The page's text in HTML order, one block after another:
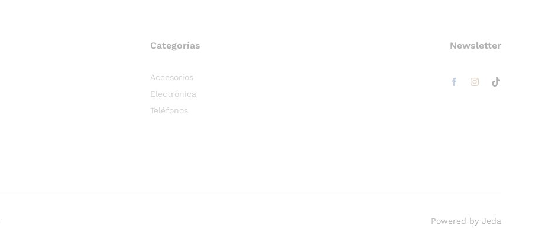
Categorías
Accesorios
Electrónica
Teléfonos
Newsletter
Powered by Jeda